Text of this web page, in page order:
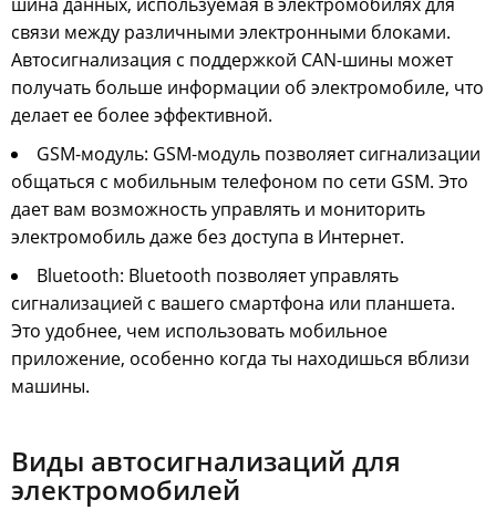
связи между различными электронными блоками.
Автосигнализация с поддержкой CAN-шины может
получать больше информации об электромобиле, что
делает ее более эффективной.
GSM-модуль: GSM-модуль позволяет сигнализации
общаться с мобильным телефоном по сети GSM. Это
дает вам возможность управлять и мониторить
электромобиль даже без доступа в Интернет.
Bluetooth: Bluetooth позволяет управлять
сигнализацией с вашего смартфона или планшета.
Это удобнее, чем использовать мобильное
приложение, особенно когда ты находишься вблизи
машины.
Виды автосигнализаций для
электромобилей